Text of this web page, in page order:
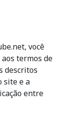
você
termos de
descritos
site e a
entre